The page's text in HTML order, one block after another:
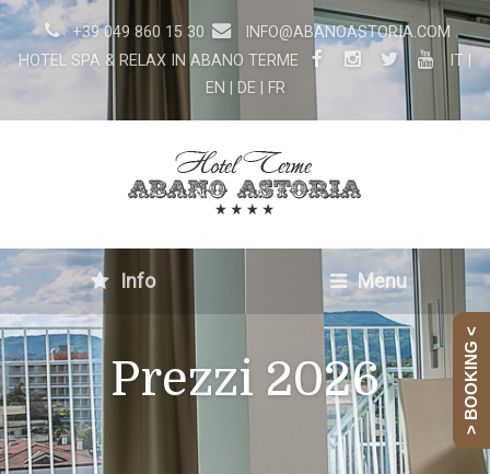
+39 049 860 15 30
INFO@ABANOASTORIA.COM
HOTEL SPA & RELAX IN ABANO TERME
IT|
EN
DE FR
Info Menu
Prezzi 2026 > BOOKING <